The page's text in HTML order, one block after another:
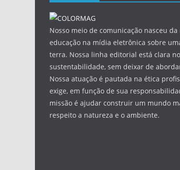
Nosso meio de comunicação nasceu
educação na mídia eletrônica sobre
terra. Nossa linha editorial está clara
sustentabilidade, sem deixar de
Nossa atuação é pautada na ética
exige, em função de sua
missão é ajudar construir um mundo
respeito a natureza e o ambiente.